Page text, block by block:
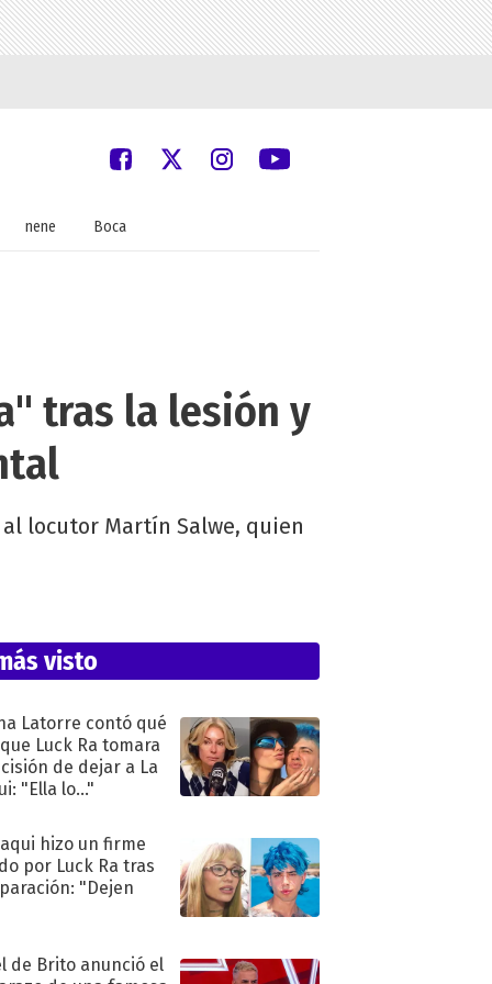
nene Boca
tras la lesión y
locutor Martín Salwe, quien
visto
Latorre contó qué
Luck Ra tomara
de dejar a La
"Ella lo..."
hizo un firme
por Luck Ra tras
"Dejen
de Brito anunció el